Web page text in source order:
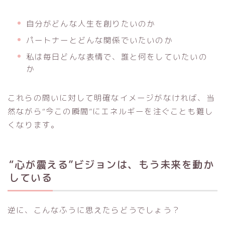
自分がどんな人生を創りたいのか
パートナーとどんな関係でいたいのか
私は毎日どんな表情で、誰と何をしていたいの
か
これらの問いに対して明確なイメージがなければ、当
然ながら“今この瞬間”にエネルギーを注ぐことも難し
くなります。
“心が震える”ビジョンは、もう未来を動か
している
逆に、こんなふうに思えたらどうでしょう？